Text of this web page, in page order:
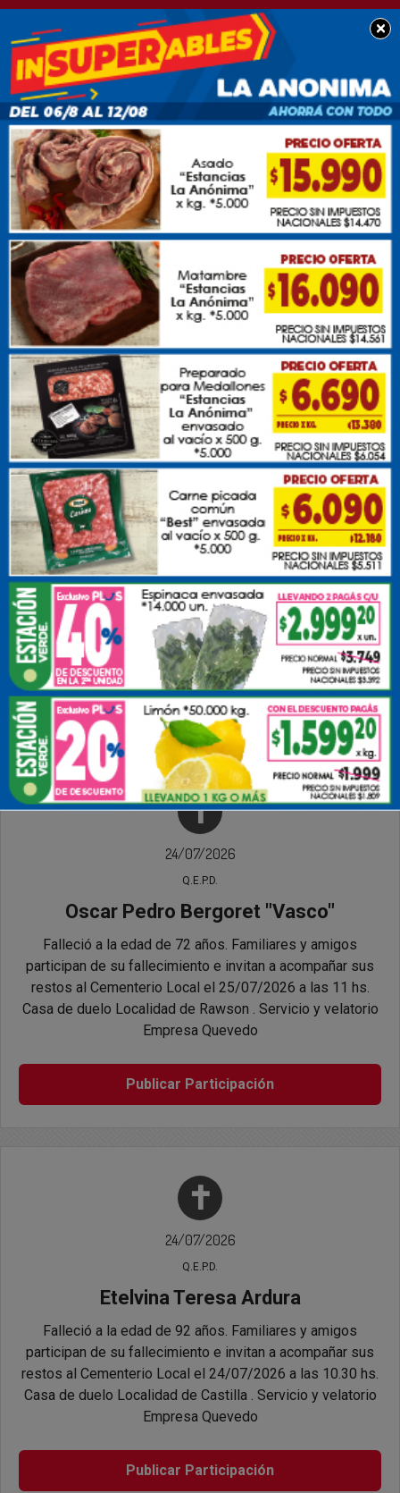
×
Necrológicas
Qué Pensas Chacabuco
✝
25/07/2026
Q.E.P.D.
Ester Titorelli vda. de Grossi "Lelita".
Falleció a la edad de 80 años. Familiares y amigos
participan de su fallecimiento e invitan a acompañar sus
restos al Cementerio Local el 25/07/2026 a las 15 hs.
Casa de duelo Mendoza 349. Servicio y velatorio
Cocheria Olivetto
Participan:
Te voy a extrañar!! Marisa Decungparticipa/n de su
fallecimiento.
Publicar Participación
✝
24/07/2026
Q.E.P.D.
Oscar Pedro Bergoret "Vasco"
Falleció a la edad de 72 años. Familiares y amigos
participan de su fallecimiento e invitan a acompañar sus
restos al Cementerio Local el 25/07/2026 a las 11 hs.
Casa de duelo Localidad de Rawson . Servicio y velatorio
Empresa Quevedo
Publicar Participación
✝
24/07/2026
Q.E.P.D.
Etelvina Teresa Ardura
Falleció a la edad de 92 años. Familiares y amigos
participan de su fallecimiento e invitan a acompañar sus
restos al Cementerio Local el 24/07/2026 a las 10.30 hs.
Casa de duelo Localidad de Castilla . Servicio y velatorio
Empresa Quevedo
Publicar Participación